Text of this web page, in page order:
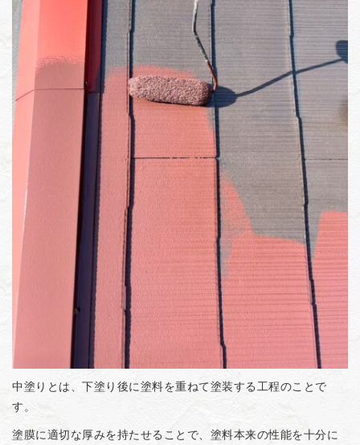
中塗りとは、下塗り後に塗料を重ねて塗装する工程のことで
す。
塗膜に適切な厚みを持たせることで、塗料本来の性能を十分に